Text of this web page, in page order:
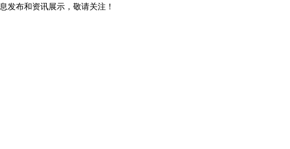
发布和资讯展示，敬请关注！